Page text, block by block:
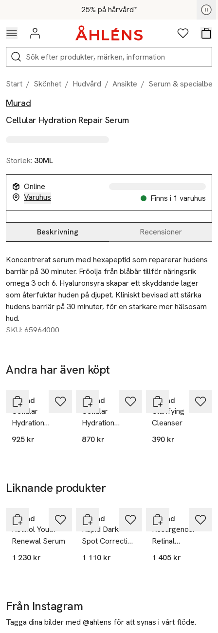
Hoppa till navigationsmenyn25% på hårvård*
För medlemmar - Shoppa nu
Logga in Favoriter
Sök
Start / Skönhet / Hudvård / Ansikte / Serum &
Produktbilder
Hoppa över bildspelet
Murad
Cellular Hydration Repair Serum
Storlek: 30ML
Online
Varuhus
Finns i 1 varuhus
Produktinformation
Beskrivning Recensioner
Beskrivning
Koncentrerat serum med hexapeptid som reparerar hudens
barriär på 30 minuter. Fröolja från blåbär tillför näringsrik
omega 3 och 6. Hyaluronsyra skapar ett skyddande lager
som återfuktar huden på djupet. Kliniskt bevisad att stärka
hudens barriär på 30 minuter, för en starkare mer hälsosam
hud.
SKU: 65964000
Andra har även köpt
Murad
Cellular
Hydration
Repair Cream
925 kr
Murad
Cellular
Hydration
Repair Oil
870 kr
Murad
Clarifying
Cleanser
390 kr
Liknande produkter
Murad
Retinol Youth
Renewal Serum
1 230 kr
Murad
Rapid Dark
Spot Correcting
Serum
1 110 kr
Murad
Resurgence:
Retinal
ReSculpt
1 405 kr
Från Instagram
Tagga dina bilder med @ahlens för att synas i vårt flöde.